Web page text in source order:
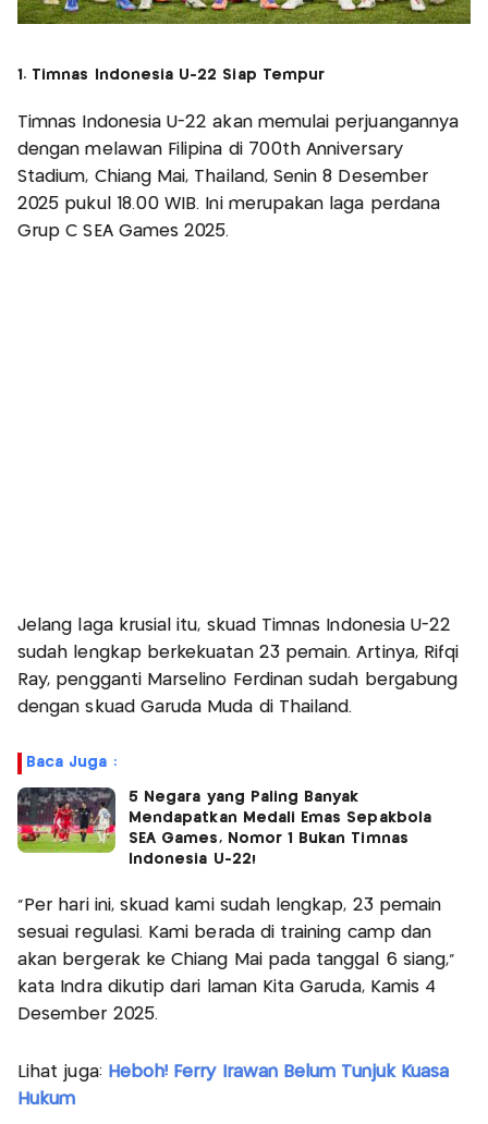
1. Timnas Indonesia U-22 Siap Tempur
Timnas Indonesia U-22 akan memulai perjuangannya
dengan melawan Filipina di 700th Anniversary
Stadium, Chiang Mai, Thailand, Senin 8 Desember
2025 pukul 18.00 WIB. Ini merupakan laga perdana
Grup C SEA Games 2025.
Jelang laga krusial itu, skuad Timnas Indonesia U-22
sudah lengkap berkekuatan 23 pemain. Artinya, Rifqi
Ray, pengganti Marselino Ferdinan sudah bergabung
dengan skuad Garuda Muda di Thailand.
Baca Juga :
5 Negara yang Paling Banyak
Mendapatkan Medali Emas Sepakbola
SEA Games, Nomor 1 Bukan Timnas
Indonesia U-22!
“Per hari ini, skuad kami sudah lengkap, 23 pemain
sesuai regulasi. Kami berada di training camp dan
akan bergerak ke Chiang Mai pada tanggal 6 siang,"
kata Indra dikutip dari laman Kita Garuda, Kamis 4
Desember 2025.
Lihat juga: Heboh! Ferry Irawan Belum Tunjuk Kuasa
Hukum